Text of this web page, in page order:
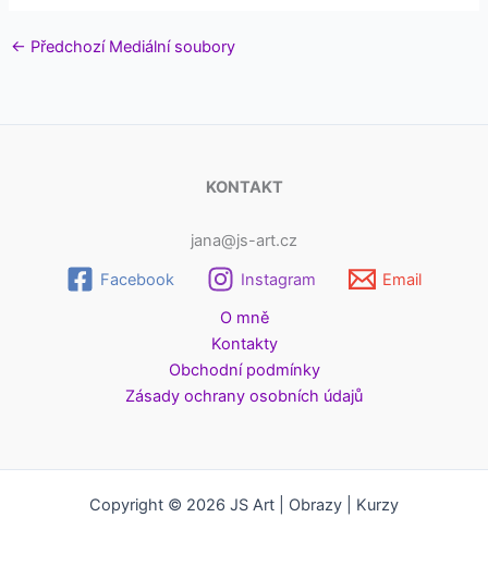
← Předchozí Mediální soubory
KONTAKT
jana@js-art.cz
Facebook
Instagram
Email
O mně
Kontakty
Obchodní podmínky
Zásady ochrany osobních údajů
Copyright © 2026 JS Art | Obrazy | Kurzy